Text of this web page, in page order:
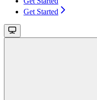
Get Started